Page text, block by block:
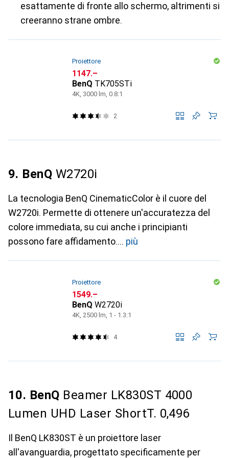
esattamente di fronte allo schermo, altrimenti si
creeranno strane ombre.
Proiettore
CHF
1147.–
BenQ TK705STi
4K, 3000 lm, 0.8:1
2
9. BenQ W2720i
La tecnologia BenQ CinematicColor è il cuore del
W2720i. Permette di ottenere un'accuratezza del
colore immediata, su cui anche i principianti
possono fare affidamento.
più
Proiettore
CHF
1549.–
BenQ W2720i
4K, 2500 lm, 1 - 1.3:1
4
10. BenQ Beamer LK830ST 4000
Lumen UHD Laser ShortT. 0,496
Il BenQ LK830ST è un proiettore laser
all'avanguardia, progettato specificamente per